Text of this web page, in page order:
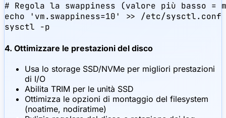
# Regola la swappiness (valore più basso =
echo 'vm.swappiness=10' >> /etc/sysctl.conf
sysctl -p
4. Ottimizzare le prestazioni del disco
Usa lo storage SSD/NVMe per migliori prestazioni
di I/O
Abilita TRIM per le unità SSD
Ottimizza le opzioni di montaggio del filesystem
(noatime, nodiratime)